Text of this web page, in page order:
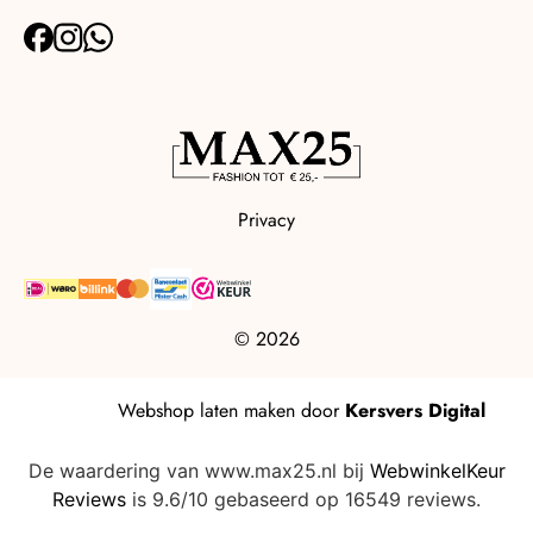
Privacy
© 2026
Webshop laten maken door Kersvers Digital
De waardering van www.max25.nl bij WebwinkelKeur
Reviews is 9.6/10 gebaseerd op 16549 reviews.